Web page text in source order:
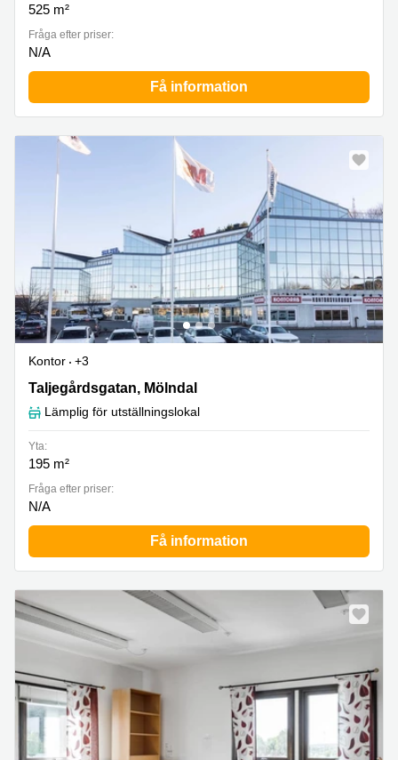
525 m²
Fråga efter priser:
N/A
Få information
Kontor
+3
Taljegårdsgatan 11, Mölndal
Taljegårdsgatan, Mölndal
Lämplig för utställningslokal
Yta:
195 m²
Fråga efter priser:
N/A
Få information